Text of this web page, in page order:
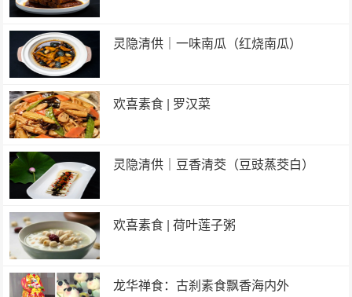
灵隐清供｜​一味南瓜（红烧南瓜）
欢喜素食 | 罗汉菜
灵隐清供｜豆香清茭（豆豉蒸茭白）
欢喜素食 | 荷叶莲子粥
龙华禅食：古刹素食飘香海内外